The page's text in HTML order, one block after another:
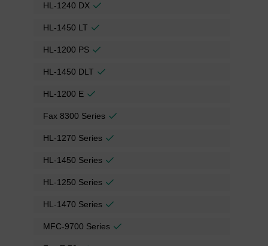
HL-1240 DX
HL-1450 LT
HL-1200 PS
HL-1450 DLT
HL-1200 E
Fax 8300 Series
HL-1270 Series
HL-1450 Series
HL-1250 Series
HL-1470 Series
MFC-9700 Series